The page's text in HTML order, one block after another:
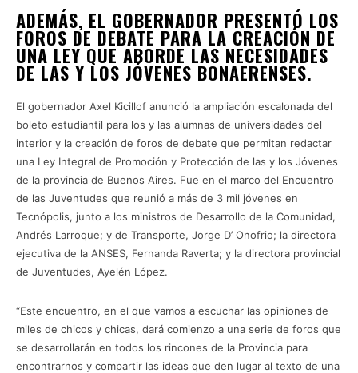
ADEMÁS, EL GOBERNADOR PRESENTÓ LOS
FOROS DE DEBATE PARA LA CREACIÓN DE
UNA LEY QUE ABORDE LAS NECESIDADES
DE LAS Y LOS JÓVENES BONAERENSES.
El gobernador Axel Kicillof anunció la ampliación escalonada del
boleto estudiantil para los y las alumnas de universidades del
interior y la creación de foros de debate que permitan redactar
una Ley Integral de Promoción y Protección de las y los Jóvenes
de la provincia de Buenos Aires. Fue en el marco del Encuentro
de las Juventudes que reunió a más de 3 mil jóvenes en
Tecnópolis, junto a los ministros de Desarrollo de la Comunidad,
Andrés Larroque; y de Transporte, Jorge D’ Onofrio; la directora
ejecutiva de la ANSES, Fernanda Raverta; y la directora provincial
de Juventudes, Ayelén López.
“Este encuentro, en el que vamos a escuchar las opiniones de
miles de chicos y chicas, dará comienzo a una serie de foros que
se desarrollarán en todos los rincones de la Provincia para
encontrarnos y compartir las ideas que den lugar al texto de una